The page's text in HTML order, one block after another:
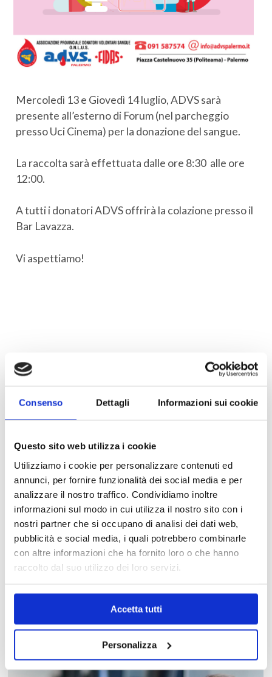
Consenso Dettagli Informazioni sui cookie
Questo sito web utilizza i cookie
Utilizziamo i cookie per personalizzare contenuti ed
annunci, per fornire funzionalità dei social media e per
analizzare il nostro traffico. Condividiamo inoltre
informazioni sul modo in cui utilizza il nostro sito con i
nostri partner che si occupano di analisi dei dati web,
pubblicità e social media, i quali potrebbero combinarle
con altre informazioni che ha fornito loro o che hanno
raccolto dal suo utilizzo dei loro servizi.
Accetta tutti
Personalizza
Mercoledì 13 e Giovedì 14 luglio, ADVS sarà
presente all’esterno di Forum (nel parcheggio
presso Uci Cinema) per la donazione del sangue.
La raccolta sarà effettuata dalle ore 8:30 alle ore
12:00.
A tutti i donatori ADVS offrirà la colazione presso il
Bar Lavazza.
Vi aspettiamo!
MAPPA DEL CENTRO
Trova in un attimo il punto vendita che ti interessa!